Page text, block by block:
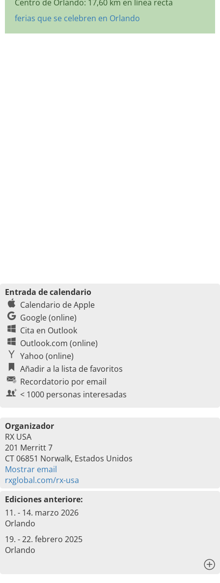
Centro de Orlando: 17,60 km en línea recta
ferias que se celebren en Orlando
Entrada de calendario
Calendario de Apple
Google (online)
Cita en Outlook
Outlook.com (online)
Yahoo (online)
Añadir a la lista de favoritos
Recordatorio por email
< 1000 personas interesadas
Organizador
RX USA
201 Merritt 7
CT 06851 Norwalk, Estados Unidos
Mostrar email
rxglobal.com/rx-usa
Ediciones anteriore:
11. - 14. marzo 2026
Orlando
19. - 22. febrero 2025
Orlando